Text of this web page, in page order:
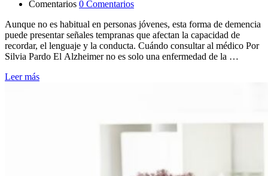
Comentarios 0 Comentarios
Aunque no es habitual en personas jóvenes, esta forma de demencia
puede presentar señales tempranas que afectan la capacidad de
recordar, el lenguaje y la conducta. Cuándo consultar al médico Por
Silvia Pardo El Alzheimer no es solo una enfermedad de la …
Leer más